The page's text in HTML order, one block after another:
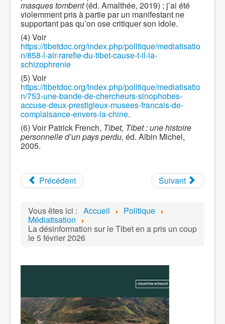
masques tombent(éd. Amalthée, 2019) ; j’ai été
violemment pris à partie par un manifestant ne
supportant pas qu’on ose critiquer son idole.
(4) Voir
https://tibetdoc.org/index.php/politique/mediatisatio
n/858-l-air-rarefie-du-tibet-cause-t-il-la-
schizophrenie
(5) Voir
https://tibetdoc.org/index.php/politique/mediatisatio
n/753-une-bande-de-chercheurs-sinophobes-
accuse-deux-prestigieux-musees-francais-de-
complaisance-envers-la-chine.
(6) Voir Patrick French, Tibet, Tibet : une histoire
personnelle d’un pays perdu, éd. Albin Michel,
2005.
Précédent Suivant
Vous êtes ici : Accueil Politique
Médiatisation
La désinformation sur le Tibet en a pris un coup
le 5 février 2026